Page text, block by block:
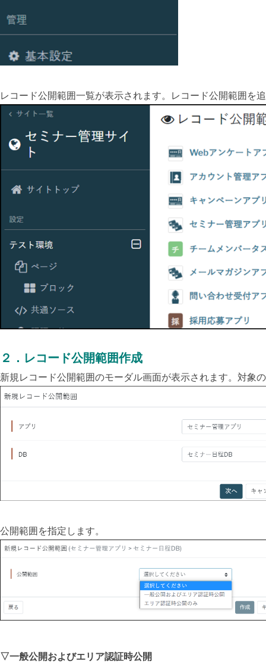
レコード公開範囲一覧が表示されます。レコード公開範囲を
２．レコード公開範囲作成
新規レコード公開範囲のモーダル画面が表示されます。対象
公開範囲を指定します。
▽一般公開およびエリア認証時公開